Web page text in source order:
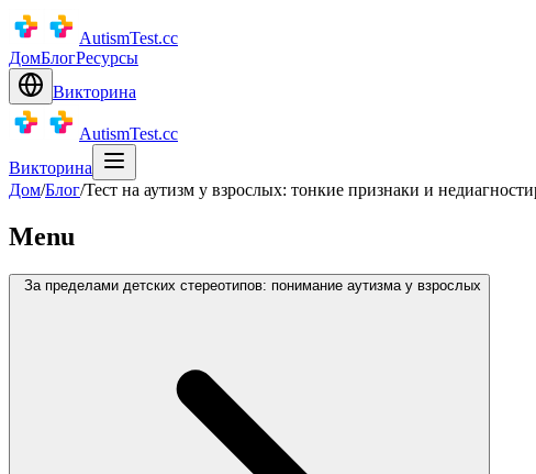
AutismTest.cc
ДомБлогРесурсы
Викторина
AutismTest.cc
Викторина
Дом/Блог/Тест на аутизм у взрослых: тонкие признаки и
Menu
За пределами детских стереотипов: понимание аутизма у взрослых